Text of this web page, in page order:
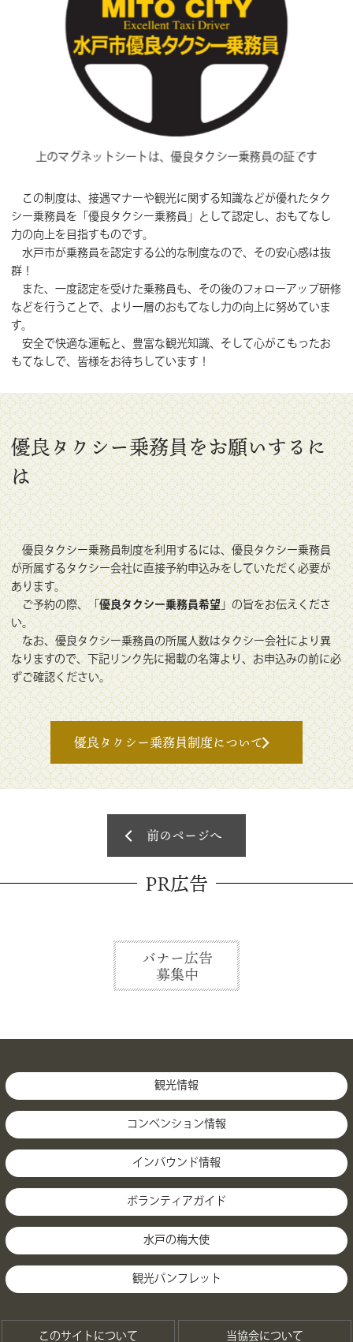
上のマグネットシートは、優良タクシー乗務員の証です
この制度は、接遇マナーや観光に関する知識などが優れたタク
シー乗務員を「優良タクシー乗務員」として認定し、おもてなし
力の向上を目指すものです。
水戸市が乗務員を認定する公的な制度なので、その安心感は抜
群！
また、一度認定を受けた乗務員も、その後のフォローアップ研修
などを行うことで、より一層のおもてなし力の向上に努めていま
す。
安全で快適な運転と、豊富な観光知識、そして心がこもったお
もてなしで、皆様をお待ちしています！
優良タクシー乗務員をお願いするに
は
優良タクシー乗務員制度を利用するには、優良タクシー乗務員
が所属するタクシー会社に直接予約申込みをしていただく必要が
あります。
ご予約の際、「優良タクシー乗務員希望」の旨をお伝えくださ
い。
なお、優良タクシー乗務員の所属人数はタクシー会社により異
なりますので、下記リンク先に掲載の名簿より、お申込みの前に必
ずご確認ください。
優良タクシー乗務員制度について
前のページへ
PR広告
観光情報
コンベンション情報
インバウンド情報
ボランティアガイド
水戸の梅大使
観光パンフレット
このサイトについて 当協会について